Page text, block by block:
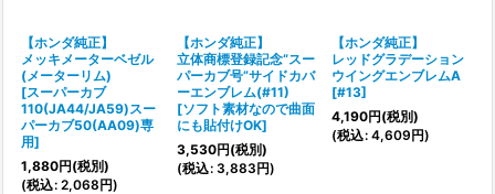
【ホンダ純正】
メッキメーターベゼル
(メーターリム)
[スーパーカブ
110(JA44/JA59)スー
パーカブ50(AA09)専
用]
1,880円(税別)
(税込: 2,068円)
【ホンダ純正】
立体商標登録記念“スー
パーカブ号”サイドカバ
ーエンブレム(#11)
[ソフト素材なので曲面
にも貼付けOK]
3,530円(税別)
(税込: 3,883円)
【ホンダ純正】
レッドグラデーション
ウイングエンブレムA
[#13]
4,190円(税別)
(税込: 4,609円)